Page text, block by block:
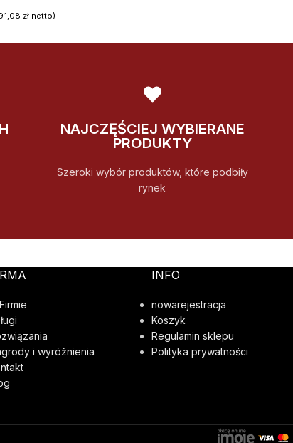
złnetto)
NAJCZĘŚCIEJ WYBIERANE
PRODUKTY
Szeroki wybór produktów, które podbiły
rynek
i wyróżnienia
INFO
nowarejestracja
Koszyk
Regulamin sklepu
Polityka prywatności